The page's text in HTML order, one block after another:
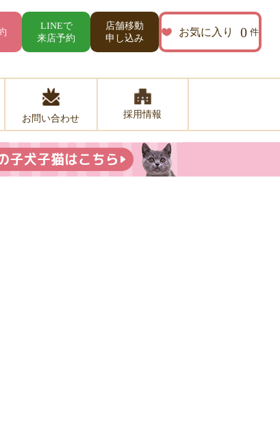
LINEで
来店予約
店舗移動
申し込み
お気に入り 0 件
お問い合わせ 採用情報